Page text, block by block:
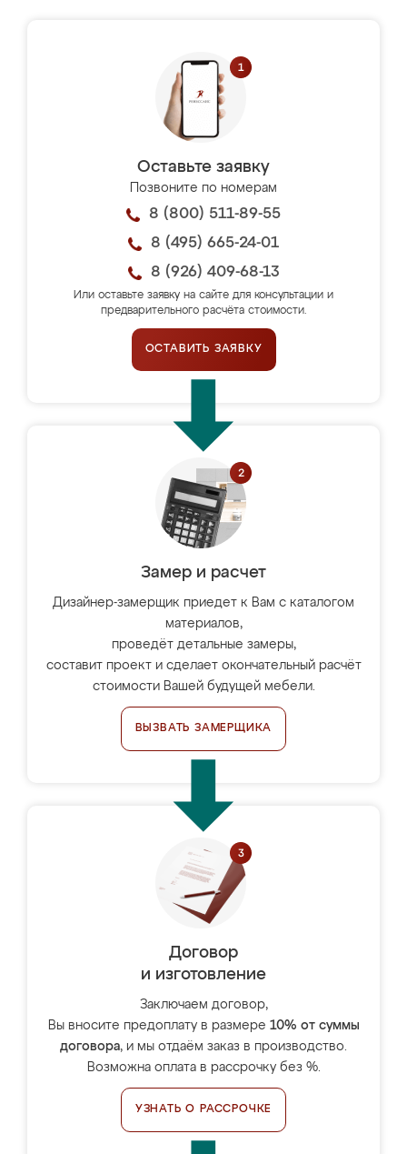
Оставьте заявку
Позвоните по номерам
8 (800) 511-89-55
8 (495) 665-24-01
8 (926) 409-68-13
Или оставьте заявку на сайте для консультации и
предварительного расчёта стоимости.
ОСТАВИТЬ ЗАЯВКУ
Замер и расчет
Дизайнер-замерщик приедет к Вам с каталогом
материалов,
проведёт детальные замеры,
составит проект и сделает окончательный расчёт
стоимости Вашей будущей мебели.
ВЫЗВАТЬ ЗАМЕРЩИКА
Договор
и изготовление
Заключаем договор,
Вы вносите предоплату в размере 10% от суммы
договора, и мы отдаём заказ в производство.
Возможна оплата в рассрочку без %.
УЗНАТЬ О РАССРОЧКЕ